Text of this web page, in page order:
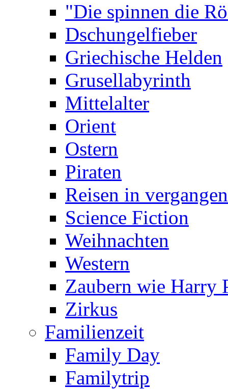
"Die spinnen die
Dschungelfieber
Griechische Helden
Grusellabyrinth
Mittelalter
Orient
Ostern
Piraten
Reisen in
Science Fiction
Weihnachten
Western
Zaubern wie Harry
Zirkus
Familienzeit
Family Day
Familytrip